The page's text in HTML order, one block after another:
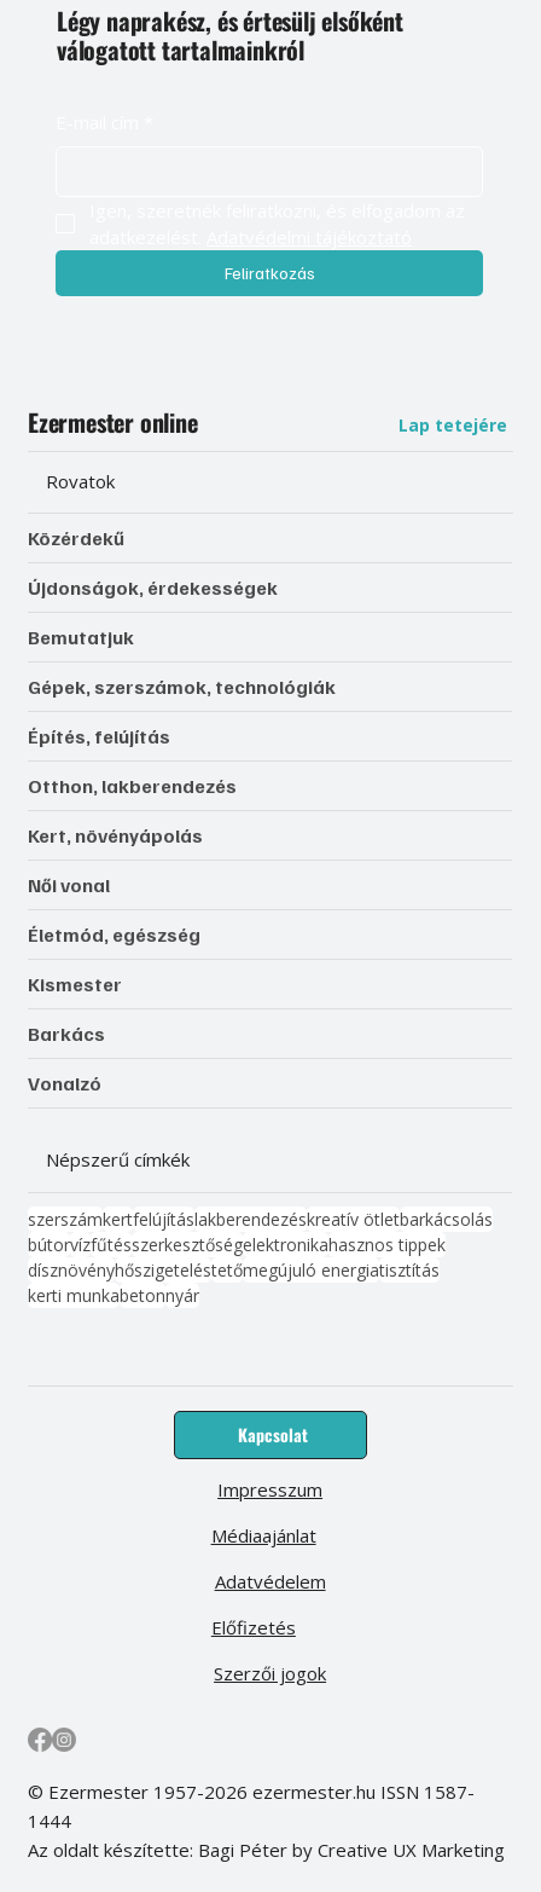
Légy naprakész, és értesülj elsőként
válogatott tartalmainkról
Feliratkozás
Ezermester online Lap tetejére
Rovatok
Közérdekű
Újdonságok, érdekességek
Bemutatjuk
Gépek, szerszámok, technológiák
Építés, felújítás
Otthon, lakberendezés
Kert, növényápolás
Női vonal
Életmód, egészség
Kismester
Barkács
Vonalzó
Népszerű címkék
szerszámkertfelújításlakberendezéskreatív ötletbarkácsolás
bútorvízfűtésszerkesztőségelektronikahasznos tippek
dísznövényhőszigeteléstetőmegújuló energiatisztítás
kerti munkabetonnyár
Kapcsolat
Médiaajánlat
Előfizetés
Impresszum
Adatvédelem
Szerzői jogok
© Ezermester 1957-2026 ezermester.hu ISSN 1587-
1444
Az oldalt készítette: Bagi Péter by Creative UX Marketing